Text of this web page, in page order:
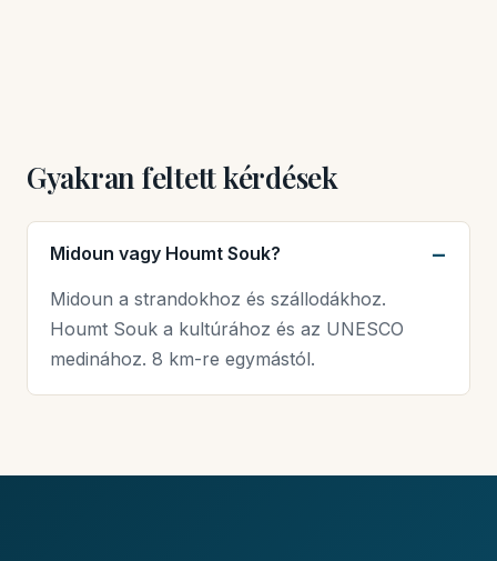
Gyakran feltett kérdések
Midoun vagy Houmt Souk?
Midoun a strandokhoz és szállodákhoz.
Houmt Souk a kultúrához és az UNESCO
medinához. 8 km-re egymástól.